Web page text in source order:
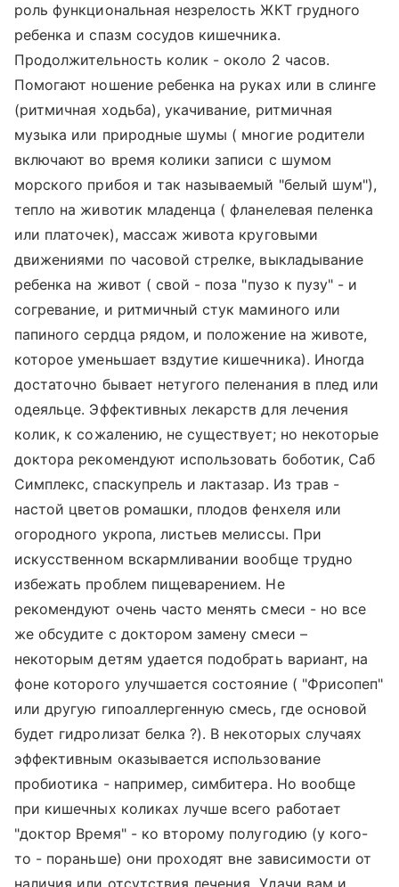
роль функциональная незрелость ЖКТ грудного
ребенка и спазм сосудов кишечника.
Продолжительность колик - около 2 часов.
Помогают ношение ребенка на руках или в слинге
(ритмичная ходьба), укачивание, ритмичная
музыка или природные шумы ( многие родители
включают во время колики записи с шумом
морского прибоя и так называемый "белый шум"),
тепло на животик младенца ( фланелевая пеленка
или платочек), массаж живота круговыми
движениями по часовой стрелке, выкладывание
ребенка на живот ( свой - поза "пузо к пузу" - и
согревание, и ритмичный стук маминого или
папиного сердца рядом, и положение на животе,
которое уменьшает вздутие кишечника). Иногда
достаточно бывает нетугого пеленания в плед или
одеяльце. Эффективных лекарств для лечения
колик, к сожалению, не существует; но некоторые
доктора рекомендуют использовать боботик, Саб
Симплекс, спаскупрель и лактазар. Из трав -
настой цветов ромашки, плодов фенхеля или
огородного укропа, листьев мелиссы. При
искусственном вскармливании вообще трудно
избежать проблем пищеварением. Не
рекомендуют очень часто менять смеси - но все
же обсудите с доктором замену смеси –
некоторым детям удается подобрать вариант, на
фоне которого улучшается состояние ( "Фрисопеп"
или другую гипоаллергенную смесь, где основой
будет гидролизат белка ?). В некоторых случаях
эффективным оказывается использование
пробиотика - например, симбитера. Но вообще
при кишечных коликах лучше всего работает
"доктор Время" - ко второму полугодию (у кого-
то - пораньше) они проходят вне зависимости от
наличия или отсутствия лечения. Удачи вам и